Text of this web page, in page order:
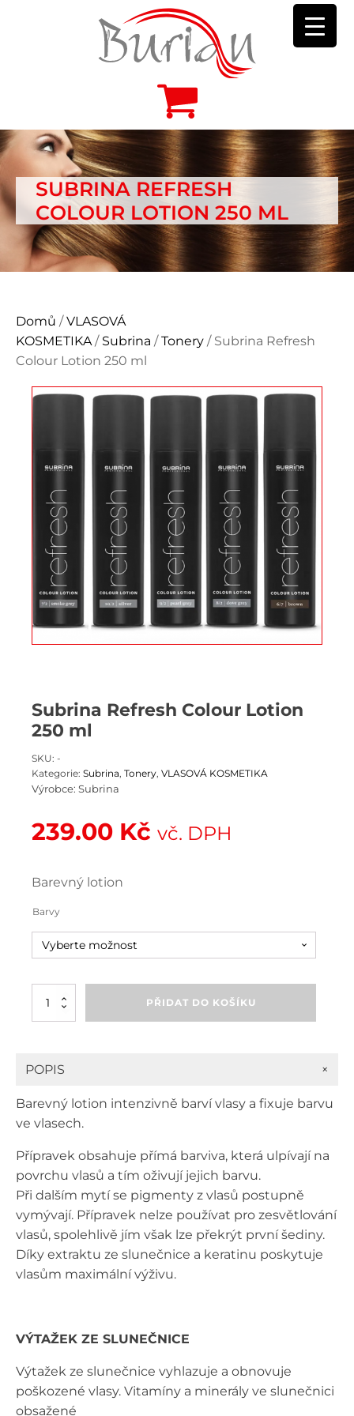
SUBRINA REFRESH
COLOUR LOTION 250 ML
Domů /VLASOVÁ
KOSMETIKA / Subrina /Tonery / Subrina Refresh
Colour Lotion 250 ml
Subrina Refresh Colour Lotion
250 ml
SKU: -
Kategorie: Subrina Tonery VLASOVÁ KOSMETIKA
Výrobce: Subrina
239.00 Kč vč. DPH
Barevný lotion
Barvy
Subrina
ml
PŘIDAT DO KOŠÍKU
POPIS +
Barevný lotion intenzivně barví vlasy a fixuje barvu
ve vlasech.
Přípravek obsahuje přímá barviva, která ulpívají na
povrchu vlasů a tím oživují jejich barvu.
Při dalším mytí se pigmenty z vlasů postupně
vymývají. Přípravek nelze používat pro zesvětlování
vlasů, spolehlivě jím však lze překrýt první šediny.
Díky extraktu ze slunečnice a keratinu poskytuje
vlasům maximální výživu.
VÝTAŽEK ZE SLUNEČNICE
Výtažek ze slunečnice vyhlazuje a obnovuje
poškozené vlasy. Vitamíny a minerály ve slunečnici
obsažené